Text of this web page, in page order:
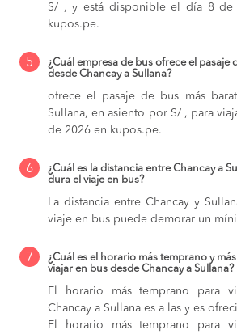
S/ , y está disponible el día 8 de
kupos.pe.
5
¿Cuál empresa de bus ofrece el pasaje
desde Chancay a Sullana?
ofrece el pasaje de bus más
Sullana, en asiento por S/ , para
de 2026 en kupos.pe.
6
¿Cuál es la distancia entre Chancay a
dura el viaje en bus?
La distancia entre Chancay y
viaje en bus puede demorar un
7
¿Cuál es el horario más temprano y
viajar en bus desde Chancay a Sullana?
El horario más temprano para
Chancay a Sullana es a las y es
El horario más temprano para